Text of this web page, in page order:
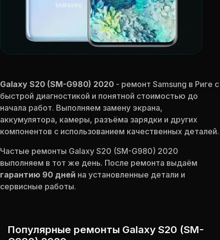
Galaxy S20 (SM-G980) 2020 - ремонт Samsung в Риге с
быстрой диагностикой и понятной стоимостью до
начала работ. Выполняем замену экрана,
аккумулятора, камеры, разъёма зарядки и других
компонентов с использованием качественных деталей.
Частые ремонты Galaxy S20 (SM-G980) 2020
выполняем в тот же день. После ремонта выдаём
гарантию 90 дней на установленные детали и
сервисные работы.
Популярные ремонты Galaxy S20 (SM-